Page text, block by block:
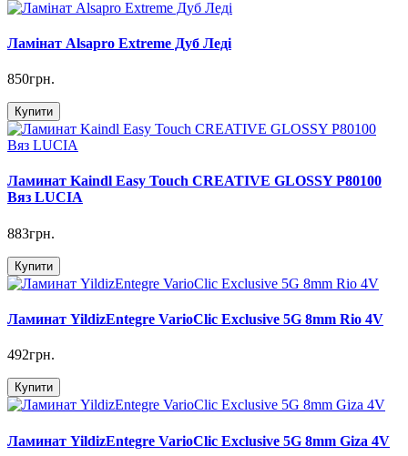
Ламінат Alsapro Extreme Дуб Леді
850грн.
Купити
Ламинат Kaindl Easy Touch CREATIVE GLOSSY P80100
Вяз LUCIA
883грн.
Купити
Ламинат YildizEntegre VarioClic Exclusive 5G 8mm Rio 4V
492грн.
Купити
Ламинат YildizEntegre VarioClic Exclusive 5G 8mm Giza 4V